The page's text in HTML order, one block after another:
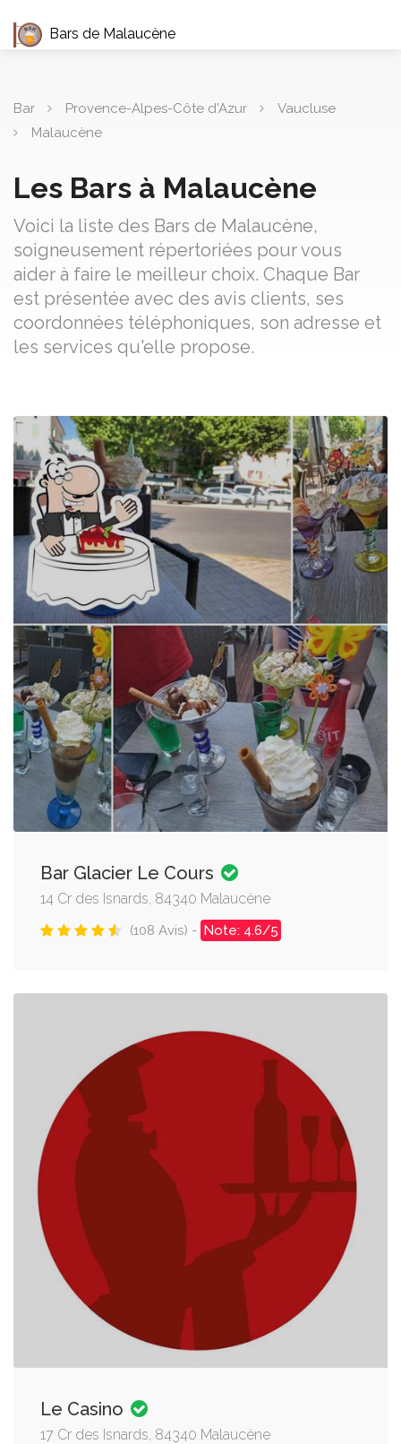
Bars de Malaucène
Bar Provence-Alpes-Côte d'Azur
Vaucluse
Malaucène
Les Bars à Malaucène
Voici la liste des Bars de Malaucène,
soigneusement répertoriées pour vous
aider à faire le meilleur choix. Chaque Bar
est présentée avec des avis clients, ses
coordonnées téléphoniques, son adresse et
les services qu'elle propose.
Bar Glacier Le Cours
14 Cr des Isnards, 84340 Malaucène
(108 Avis) - Note: 4.6/5
Le Casino
17 Cr des Isnards, 84340 Malaucène